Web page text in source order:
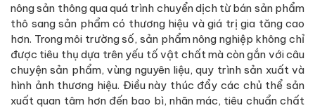
nông sản thông qua quá trình chuyển dịch từ bán sản phẩm
thô sang sản phẩm có thương hiệu và giá trị gia tăng cao
hơn. Trong môi trường số, sản phẩm nông nghiệp không chỉ
được tiêu thụ dựa trên yếu tố vật chất mà còn gắn với câu
chuyện sản phẩm, vùng nguyên liệu, quy trình sản xuất và
hình ảnh thương hiệu. Điều này thúc đẩy các chủ thể sản
xuất quan tâm hơn đến bao bì, nhãn mác, tiêu chuẩn chất